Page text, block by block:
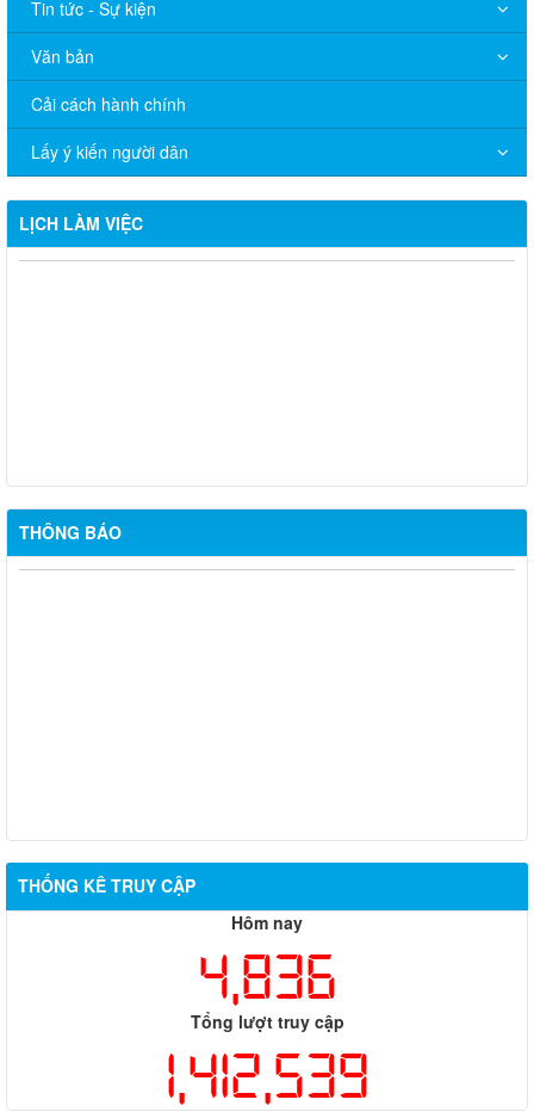
Tin tức - Sự kiện
Văn bản
Cải cách hành chính
Lấy ý kiến người dân
LỊCH LÀM VIỆC
THÔNG BÁO
Thông báo khám sức khỏe toàn dân cho trẻ em dưới 6 tuổi
THỐNG KÊ TRUY CẬP
Hôm nay
4,836
Tổng lượt truy cập
1,412,539